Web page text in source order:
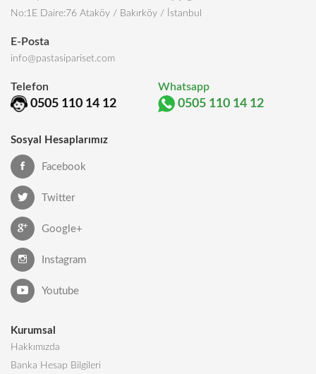
No:1E Daire:76 Ataköy / Bakırköy / İstanbul
E-Posta
info@pastasipariset.com
Telefon
0505 110 14 12
Whatsapp
0505 110 14 12
Sosyal Hesaplarımız
Facebook
Twitter
Google+
Instagram
Youtube
Kurumsal
Hakkımızda
Banka Hesap Bilgileri